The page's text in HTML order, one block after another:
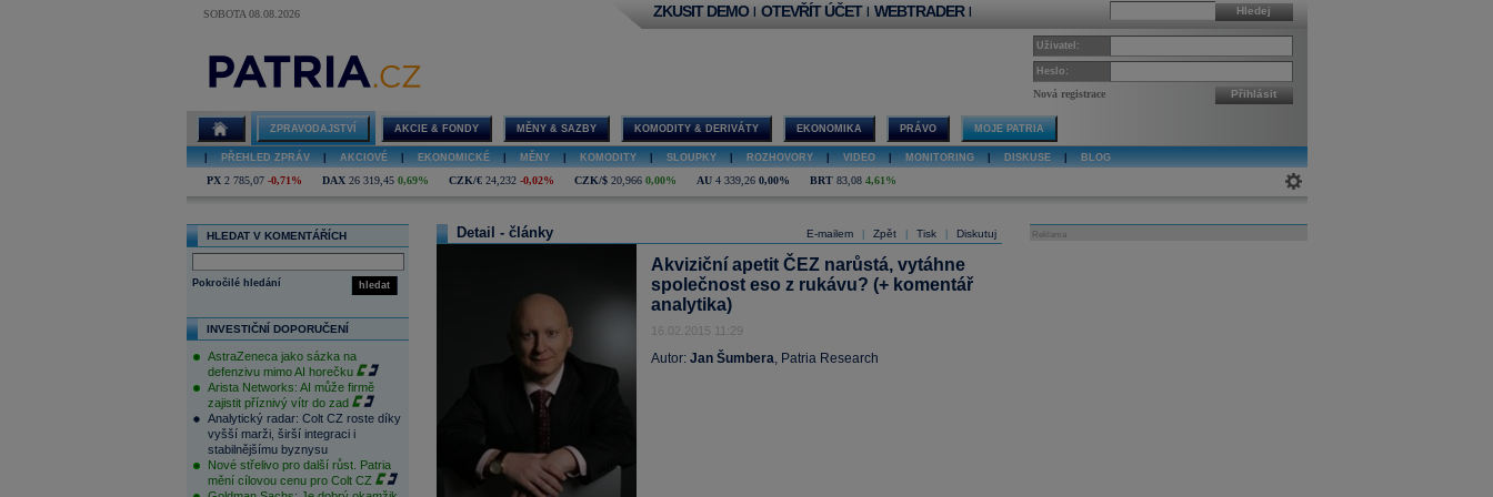
SOBOTA 08.08.2026 Hledej
ZKUSIT DEMO | OTEVŘÍT ÚČET | WEBTRADER |
Uživatel:
Heslo:
Nová registrace Přihlásit
ZPRAVODAJSTVÍ AKCIE & FONDY MĚNY & SAZBY KOMODITY & DERIVÁTY EKONOMIKA PRÁVO MOJE PATRIA
PŘEHLED ZPRÁV AKCIOVÉ EKONOMICKÉ MĚNY KOMODITY SLOUPKY ROZHOVORY VIDEO MONITORING DISKUSE BLOG
PX 2 785,07 -0,71% DAX 26 319,45 0,69% CZK/€ 24,232 -0,02% CZK/$ 20,966 0,00% AU 4 339,26 0,00% BRT 83,08 4,61%
HLEDAT V KOMENTÁŘÍCH
hledat
Pokročilé hledání
INVESTIČNÍ DOPORUČENÍ
AstraZeneca jako sázka na
defenzivu mimo AI horečku
Arista Networks: AI může firmě
zajistit příznivý vítr do zad
Analytický radar: Colt CZ roste díky
vyšší marži, širší integraci i
stabilnějšímu byznysu
Nové střelivo pro další růst. Patria
mění cílovou cenu pro Colt CZ
E-mailem Zpět Tisk Diskutuj
Detail - články
Akviziční apetit ČEZ narůstá, vytáhne
společnost eso z rukávu? (+ komentář
analytika)
16.02.2015 11:29
Autor: Jan Šumbera, Patria Research
Reklama